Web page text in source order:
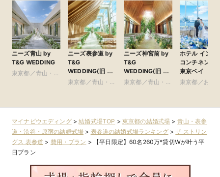
ニーズ青山 by
T&G WEDDING
東京都／青山・表
ニーズ表参道 by
T&G
WEDDING(旧 表
参道TERRACE)
東京都／青山・表
ニーズ神宮前 by
T&G
WEDDING(旧 ア
ルモニーソルーナ
東京都／青山・表
ホテル インタ
コンチネンタ
東京ベイ
東京都／お台
リア
マイナビウエディング>結婚式場TOP > 東京都の結婚式場 > 青山・表参
道・渋谷・原宿の結婚式場 > 表参道の結婚式場ランキング>ザ ストリン
グス 表参道 > 費用・プラン >
【平日限定】60名260万*貸切Wが叶う平
日プラン